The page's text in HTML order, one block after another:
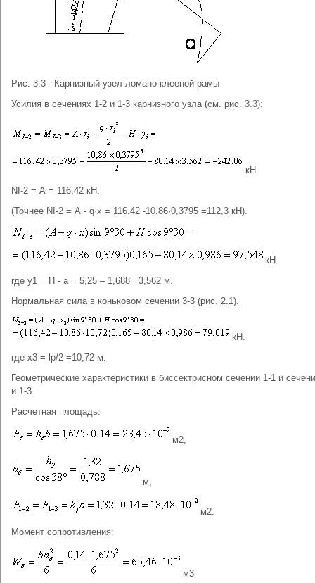
Рис. 3.3 - Карнизный узел ломано-клееной рамы
Усилия в сечениях 1-2 и 1-3 карнизного узла (см. рис. 3.3):
кН
NI-2 = А = 116,42 кН.
(Точнее NI-2 = А - q·х = 116,42 -10,86·0,3795 =112,3 кН).
кН.
где y1 = Н - а = 5,25 – 1,688 =3,562 м.
Нормальная сила в коньковом сечении 3-3 (рис. 2.1).
кН.
где х3 = lp/2 =10,72 м.
Геометрические характеристики в биссектрисном сечении 1-1 и
и 1-3.
Расчетная площадь:
м2,
м,
м2.
Момент сопротивления:
м3